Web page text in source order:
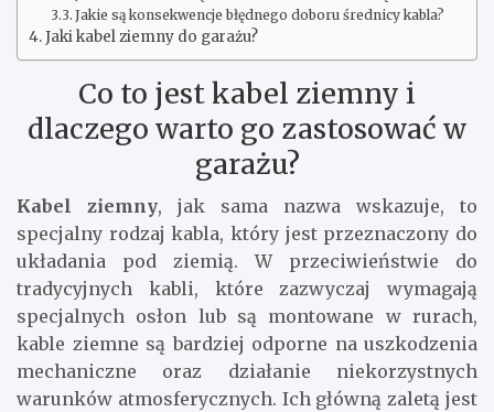
Jakie są konsekwencje błędnego doboru średnicy kabla?
Jaki kabel ziemny do garażu?
Co to jest kabel ziemny i
dlaczego warto go zastosować w
garażu?
Kabel ziemny, jak sama nazwa wskazuje, to
specjalny rodzaj kabla, który jest przeznaczony do
układania pod ziemią. W przeciwieństwie do
tradycyjnych kabli, które zazwyczaj wymagają
specjalnych osłon lub są montowane w rurach,
kable ziemne są bardziej odporne na uszkodzenia
mechaniczne oraz działanie niekorzystnych
warunków atmosferycznych. Ich główną zaletą jest